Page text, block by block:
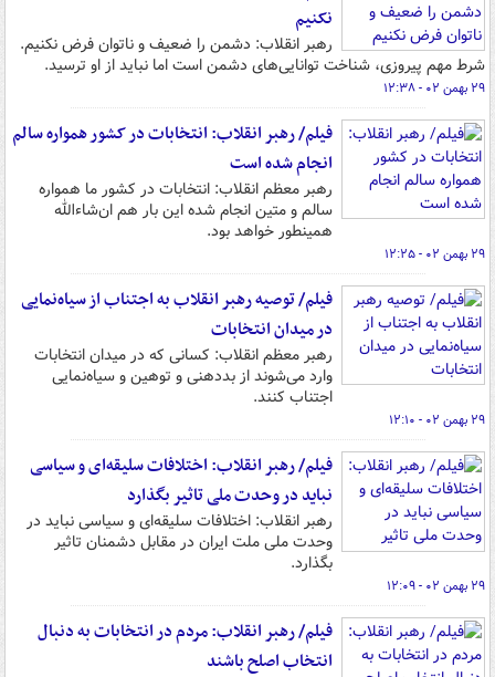
نکنیم
رهبر انقلاب: دشمن را ضعیف و ناتوان فرض نکنیم.
شرط مهم پیروزی، شناخت توانایی‌های دشمن است اما نباید از او ترسید.
۲۹ بهمن ۰۲ - ۱۲:۳۸
فیلم/ رهبر انقلاب: انتخابات در کشور همواره سالم
انجام شده است
رهبر معظم انقلاب: انتخابات در کشور ما همواره
سالم و متین انجام شده این بار هم ان‌شاءالله
همینطور خواهد بود.‌
۲۹ بهمن ۰۲ - ۱۲:۲۵
فیلم/ توصیه رهبر انقلاب به اجتناب از سیاه‌نمایی
در میدان انتخابات
رهبر معظم انقلاب: کسانی که در میدان انتخابات
وارد می‌شوند از بددهنی و توهین و سیاه‌نمایی
اجتناب کنند.
۲۹ بهمن ۰۲ - ۱۲:۱۰
فیلم/ رهبر انقلاب: اختلافات سلیقه‌ای و سیاسی
نباید در وحدت ملی تاثیر بگذارد
رهبر انقلاب: اختلافات سلیقه‌ای و سیاسی نباید در
وحدت ملی ملت ایران در مقابل دشمنان تاثیر
بگذارد.
۲۹ بهمن ۰۲ - ۱۲:۰۹
فیلم/ رهبر انقلاب: مردم در انتخابات به دنبال
انتخاب اصلح باشند